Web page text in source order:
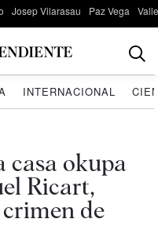
Josep Vilarasau Paz Vega
INTERNACIONAL
casa okupa
Ricart,
de